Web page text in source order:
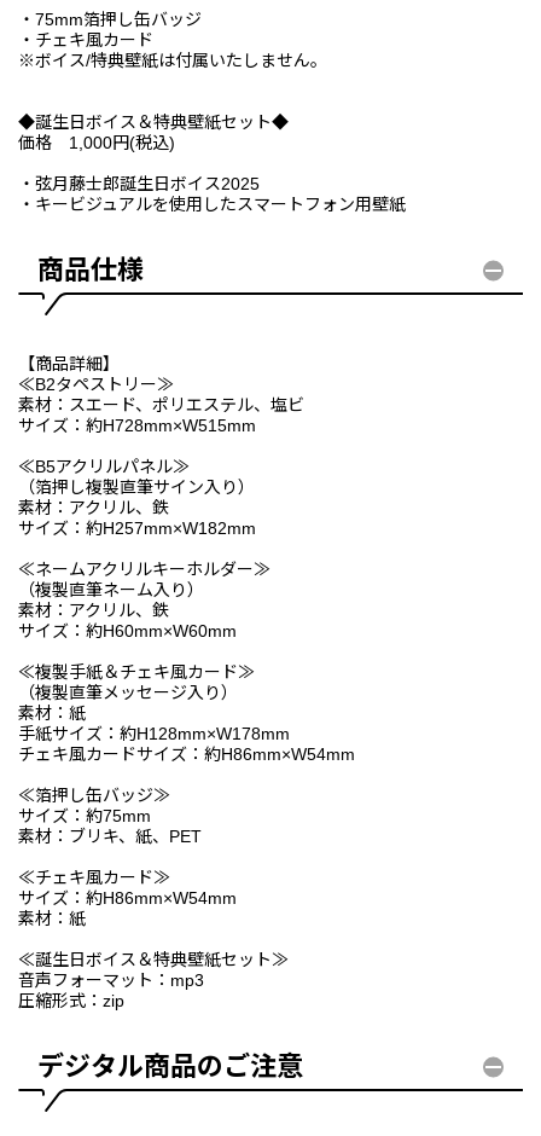
・75mm箔押し缶バッジ
・チェキ風カード
※ボイス/特典壁紙は付属いたしません。
◆誕生日ボイス＆特典壁紙セット◆
価格 1,000円(税込)
・弦月藤士郎誕生日ボイス2025
・キービジュアルを使用したスマートフォン用壁紙
商品仕様
【商品詳細】
≪B2タペストリー≫
素材：スエード、ポリエステル、塩ビ
サイズ：約H728mm×W515mm
≪B5アクリルパネル≫
（箔押し複製直筆サイン入り）
素材：アクリル、鉄
サイズ：約H257mm×W182mm
≪ネームアクリルキーホルダー≫
（複製直筆ネーム入り）
素材：アクリル、鉄
サイズ：約H60mm×W60mm
≪複製手紙＆チェキ風カード≫
（複製直筆メッセージ入り）
素材：紙
手紙サイズ：約H128mm×W178mm
チェキ風カードサイズ：約H86mm×W54mm
≪箔押し缶バッジ≫
サイズ：約75mm
素材：ブリキ、紙、PET
≪チェキ風カード≫
サイズ：約H86mm×W54mm
素材：紙
≪誕生日ボイス＆特典壁紙セット≫
音声フォーマット：mp3
圧縮形式：zip
デジタル商品のご注意